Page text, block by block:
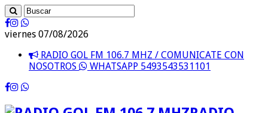
viernes 07/08/2026
RADIO GOL FM 106.7 MHZ / COMUNICATE CON
NOSOTROS
WHATSAPP 5493543531101